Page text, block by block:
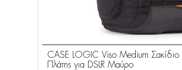
CASE LOGIC Viso Medium Σακίδιο
Πλάτης για DSLR Μαύρο